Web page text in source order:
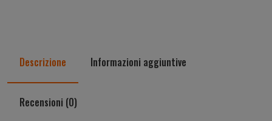
Descrizione Informazioni aggiuntive
Recensioni (0)